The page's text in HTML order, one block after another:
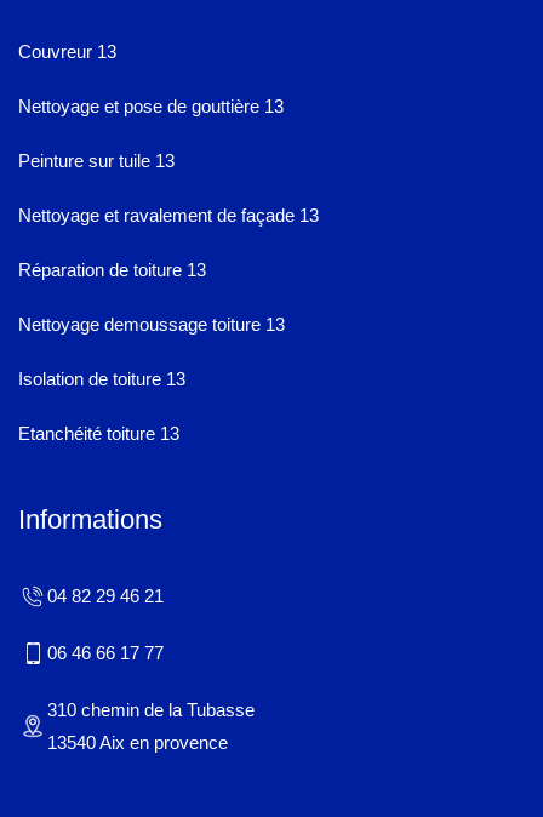
Couvreur 13
Nettoyage et pose de gouttière 13
Peinture sur tuile 13
Nettoyage et ravalement de façade 13
Réparation de toiture 13
Nettoyage demoussage toiture 13
Isolation de toiture 13
Etanchéité toiture 13
Informations
04 82 29 46 21
06 46 66 17 77
310 chemin de la Tubasse
13540 Aix en provence